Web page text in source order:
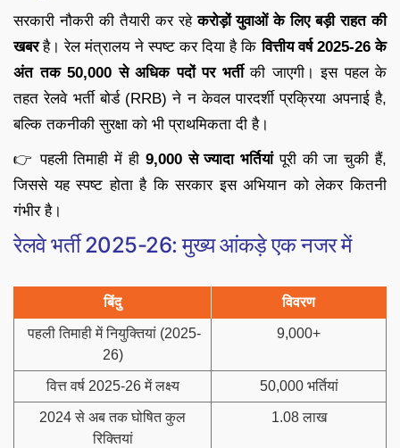
सरकारी नौकरी की तैयारी कर रहेकरोड़ों युवाओं के लिए बड़ी राहत की
खबरहै। रेल मंत्रालय ने स्पष्ट कर दिया है किवित्तीय वर्ष 2025-26 के
अंत तक 50,000 से अधिक पदों पर भर्तीकी जाएगी। इस पहल के
तहत रेलवे भर्ती बोर्ड (RRB) ने न केवल पारदर्शी प्रक्रिया अपनाई है,
बल्कि तकनीकी सुरक्षा को भी प्राथमिकता दी है।
👉 पहली तिमाही में ही 9,000 से ज्यादा भर्तियांपूरी की जा चुकी हैं,
जिससे यह स्पष्ट होता है कि सरकार इस अभियान को लेकर कितनी
गंभीर है।
रेलवे भर्ती 2025-26: मुख्य आंकड़े एक नजर में
बिंदु विवरण
पहली तिमाही में नियुक्तियां (2025-
26)
9,000+
वित्त वर्ष 2025-26 में लक्ष्य 50,000 भर्तियां
2024 से अब तक घोषित कुल
रिक्तियां
1.08 लाख